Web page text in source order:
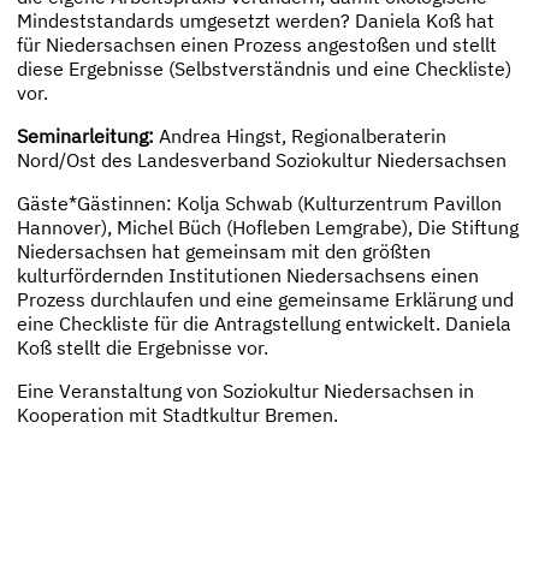
Mindeststandards umgesetzt werden? Daniela Koß hat
für Niedersachsen einen Prozess angestoßen und stellt
diese Ergebnisse (Selbstverständnis und eine Checkliste)
vor.
Seminarleitung: Andrea Hingst, Regionalberaterin
Nord/Ost des Landesverband Soziokultur Niedersachsen
Gäste*Gästinnen: Kolja Schwab (Kulturzentrum Pavillon
Hannover), Michel Büch (Hofleben Lemgrabe), Die Stiftung
Niedersachsen hat gemeinsam mit den größten
kulturfördernden Institutionen Niedersachsens einen
Prozess durchlaufen und eine gemeinsame Erklärung und
eine Checkliste für die Antragstellung entwickelt. Daniela
Koß stellt die Ergebnisse vor.
Eine Veranstaltung von Soziokultur Niedersachsen in
Kooperation mit Stadtkultur Bremen.